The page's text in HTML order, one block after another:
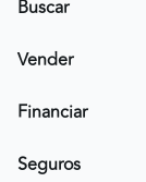
Buscar
Encuentra un carro
Vender
Publicar mi vehículo
Financiar
Simular crédito
Seguros